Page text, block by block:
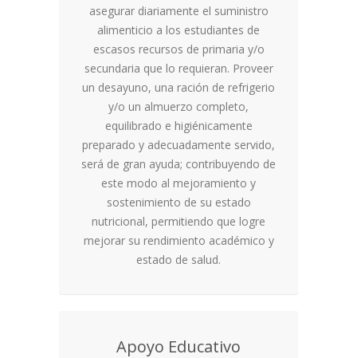
asegurar diariamente el suministro
alimenticio a los estudiantes de
escasos recursos de primaria y/o
secundaria que lo requieran. Proveer
un desayuno, una ración de refrigerio
y/o un almuerzo completo,
equilibrado e higiénicamente
preparado y adecuadamente servido,
será de gran ayuda; contribuyendo de
este modo al mejoramiento y
sostenimiento de su estado
nutricional, permitiendo que logre
mejorar su rendimiento académico y
estado de salud.
Apoyo Educativo